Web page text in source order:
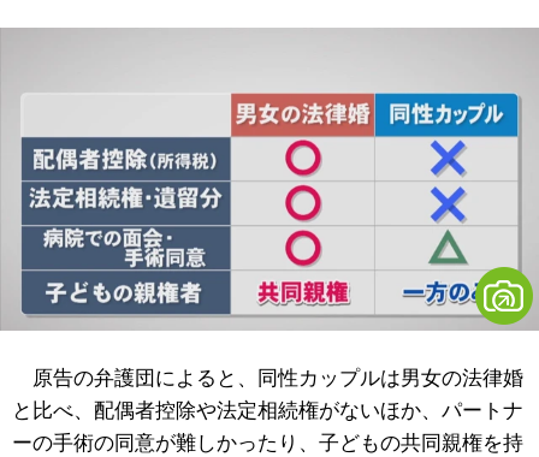
原告の弁護団によると、同性カップルは男女の法律婚
と比べ、配偶者控除や法定相続権がないほか、パートナ
ーの手術の同意が難しかったり、子どもの共同親権を持